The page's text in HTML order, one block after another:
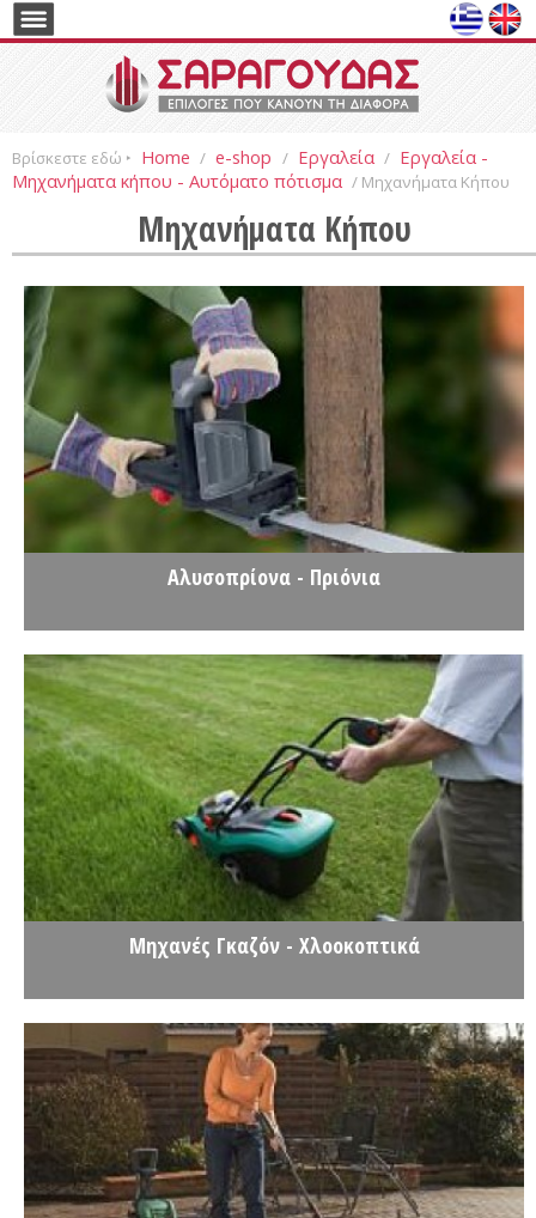
Βρίσκεστε εδώ ‣ Home / e-shop / Εργαλεία / Εργαλεία -
Μηχανήματα κήπου - Αυτόματο πότισμα / Μηχανήματα Κήπου
Μηχανήματα Κήπου
Αλυσοπρίονα - Πριόνια
Μηχανές Γκαζόν - Χλοοκοπτικά